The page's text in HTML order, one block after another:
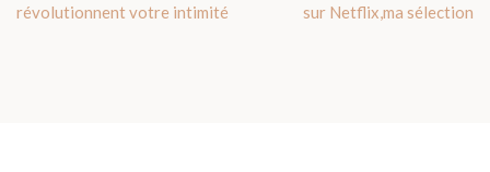
révolutionnent votre intimité
sur Netflix,ma sélection